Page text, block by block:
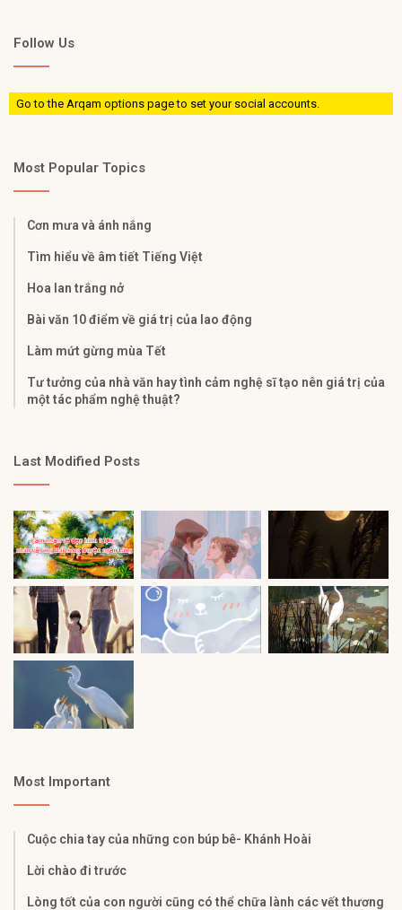
Follow Us
Go to the Arqam options page to set your social accounts.
Most Popular Topics
Cơn mưa và ánh nắng
Tìm hiểu về âm tiết Tiếng Việt
Hoa lan trắng nở
Bài văn 10 điểm về giá trị của lao động
Làm mứt gừng mùa Tết
Tư tưởng của nhà văn hay tình cảm nghệ sĩ tạo nên giá trị của
một tác phẩm nghệ thuật?
Last Modified Posts
Most Important
Cuộc chia tay của những con búp bê- Khánh Hoài
Lời chào đi trước
Lòng tốt của con người cũng có thể chữa lành các vết thương